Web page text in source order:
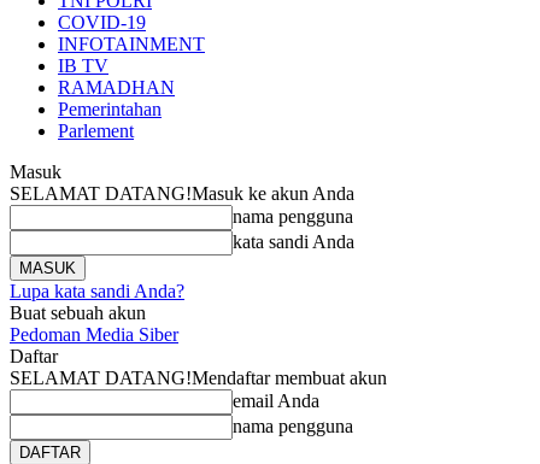
COVID-19
INFOTAINMENT
IB TV
RAMADHAN
Pemerintahan
Parlement
Masuk
SELAMAT DATANG!Masuk ke akun Anda
nama pengguna
kata sandi Anda
Lupa kata sandi Anda?
Buat sebuah akun
Pedoman Media Siber
Daftar
SELAMAT DATANG!Mendaftar membuat akun
email Anda
nama pengguna